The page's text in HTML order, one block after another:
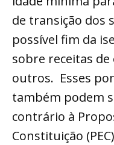
de transição dos
possível fim da
sobre receitas
outros. Esses
também podem
contrário à
Constituição